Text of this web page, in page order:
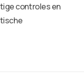
controles en